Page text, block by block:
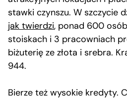
stawki czynszu. W szczycie
jak twierdzi, ponad 600
stoiskach i 3 pracowniach
biżuterię ze złota i srebra.
944.
Bierze też wysokie kredyty.